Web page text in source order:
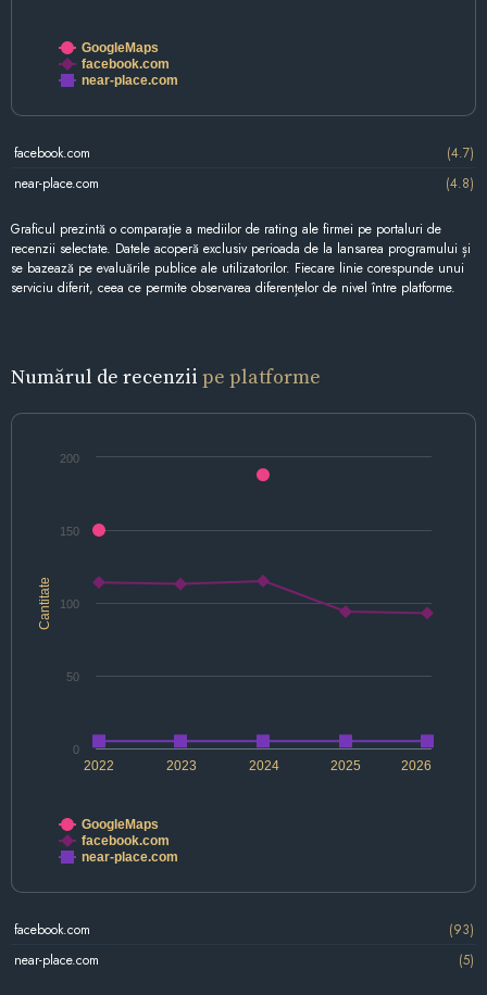
GoogleMaps
facebook.com
near-place.com
facebook.com
(4.7)
near-place.com
(4.8)
Graficul prezintă o comparație a mediilor de rating ale firmei pe portaluri de
recenzii selectate. Datele acoperă exclusiv perioada de la lansarea programului și
se bazează pe evaluările publice ale utilizatorilor. Fiecare linie corespunde unui
serviciu diferit, ceea ce permite observarea diferențelor de nivel între platforme.
Numărul de recenzii pe platforme
Cantitate
2022 2024 2026
2023 2025
0
50
100
150
200
GoogleMaps
facebook.com
near-place.com
facebook.com
(93)
near-place.com
(5)